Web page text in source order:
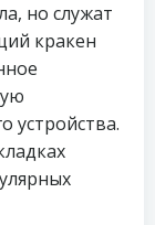
но служат
кракен
устройства.